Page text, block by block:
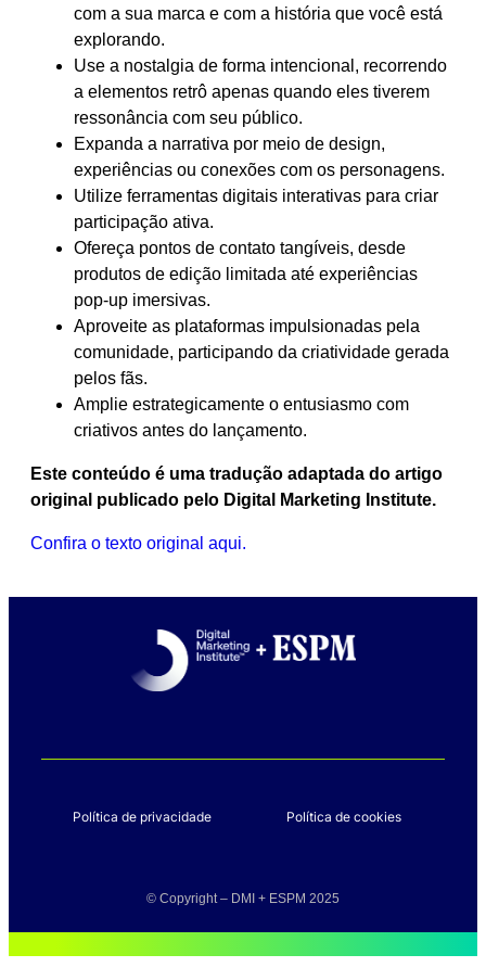
com a sua marca e com a história que você está
explorando.
Use a nostalgia de forma intencional, recorrendo
a elementos retrô apenas quando eles tiverem
ressonância com seu público.
Expanda a narrativa por meio de design,
experiências ou conexões com os personagens.
Utilize ferramentas digitais interativas para criar
participação ativa.
Ofereça pontos de contato tangíveis, desde
produtos de edição limitada até experiências
pop-up imersivas.
Aproveite as plataformas impulsionadas pela
comunidade, participando da criatividade gerada
pelos fãs.
Amplie estrategicamente o entusiasmo com
criativos antes do lançamento.
Este conteúdo é uma tradução adaptada do artigo
original publicado pelo Digital Marketing Institute.
Confira o texto original aqui.
Política de privacidade Política de cookies
© Copyright – DMI + ESPM 2025